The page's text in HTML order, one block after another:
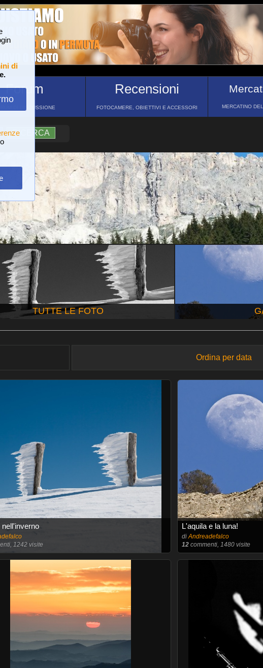
di
Forum
DI DISCUSSIONE
Recensioni
FOTOCAMERE, OBIETTIVI E ACCESSORI MERCATINO
RICERCA
TUTTE LE FOTO
Ordina per data
1242 visite
L'aquila e la luna!
diAndreadefalco
12 commenti, 1480 visite